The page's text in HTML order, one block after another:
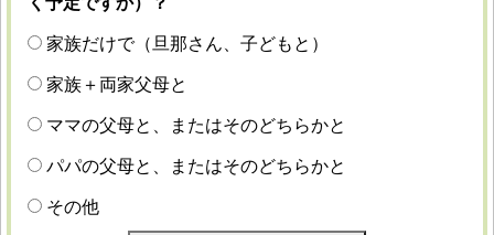
家族だけで（旦那さん、子どもと）
家族＋両家父母と
ママの父母と、またはそのどちらかと
パパの父母と、またはそのどちらかと
その他